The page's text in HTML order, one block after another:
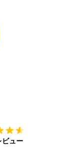
ビュー